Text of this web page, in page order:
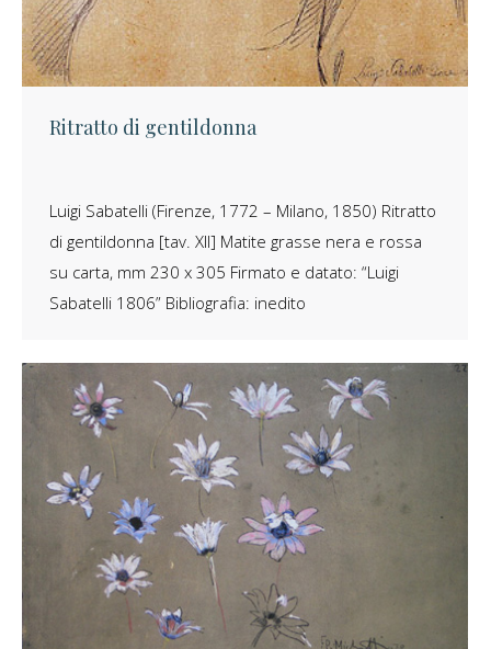
Ritratto di gentildonna
Luigi Sabatelli (Firenze, 1772 – Milano, 1850) Ritratto
di gentildonna [tav. XII] Matite grasse nera e rossa
su carta, mm 230 x 305 Firmato e datato: “Luigi
Sabatelli 1806” Bibliografia: inedito